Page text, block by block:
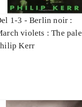
1-3 - Berlin noir :
violets : The pale
: A German
Kerr